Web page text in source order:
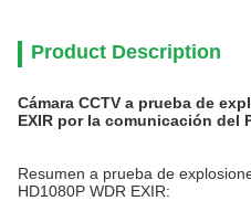
Product Description
Cámara CCTV a prueba de
EXIR por la comunicación del
Resumen a prueba de
HD1080P WDR EXIR: